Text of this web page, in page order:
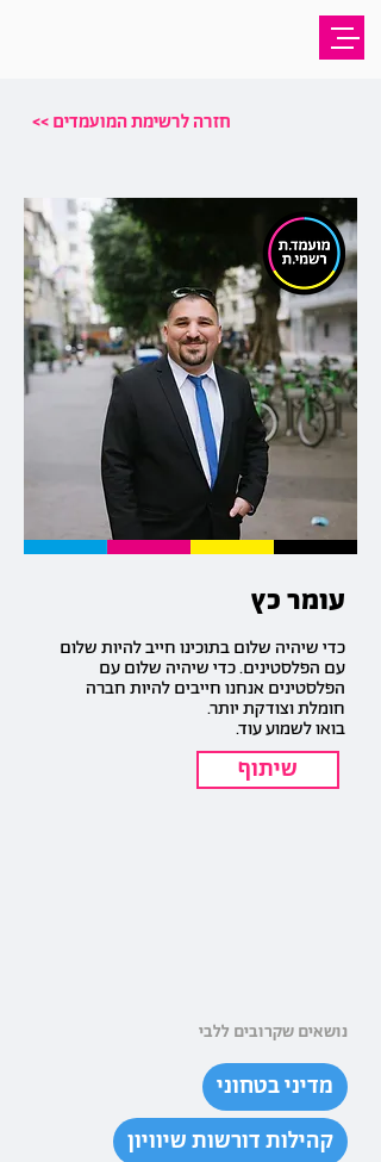
<< חזרה לרשימת המועמדים
עומר כץ
כדי שיהיה שלום בתוכינו חייב להיות שלום
עם הפלסטינים. כדי שיהיה שלום עם
הפלסטינים אנחנו חייבים להיות חברה
חומלת וצודקת יותר.
בואו לשמוע עוד.
שיתוף
נושאים שקרובים ללבי
מדיני בטחוני
קהילות דורשות שיוויון